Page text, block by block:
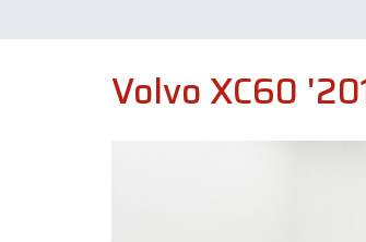
Volvo XC60